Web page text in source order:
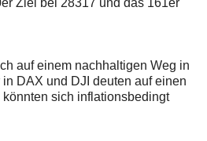
auf einem nachhaltigen Weg in
DAX und DJI deuten auf einen
könnten sich inflationsbedingt